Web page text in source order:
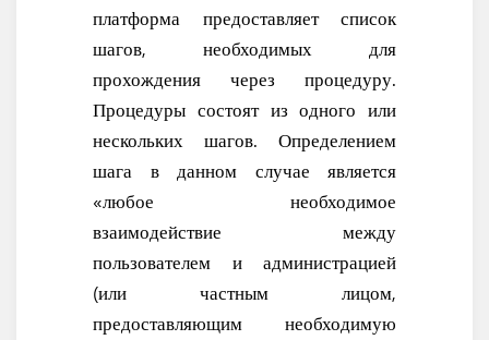
платформа предоставляет список
шагов, необходимых для
прохождения через процедуру.
Процедуры состоят из одного или
нескольких шагов. Определением
шага в данном случае является
«любое необходимое
взаимодействие между
пользователем и администрацией
(или частным лицом,
предоставляющим необходимую